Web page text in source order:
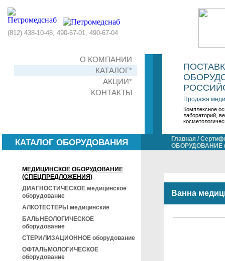
(812) 438-10-48, 490-67-01, 490-67-04
О КОМПАНИИ
КАТАЛОГ*
АКЦИИ*
КОНТАКТЫ
Продажа
Комплексное
лабораторий,
КАТАЛОГ ОБОРУДОВАНИЯ
МЕДИЦИНСКОЕ ОБОРУДОВАНИЕ
(СПЕЦПРЕДЛОЖЕНИЯ)
ДИАГНОСТИЧЕСКОЕ медицинское
оборудование
АЛКОТЕСТЕРЫ медицинские
БАЛЬНЕОЛОГИЧЕСКОЕ
оборудование
СТЕРИЛИЗАЦИОННОЕ оборудование
ОФТАЛЬМОЛОГИЧЕСКОЕ
оборудование
Главная /
ОБОРУДОВАНИЕ
Ванна